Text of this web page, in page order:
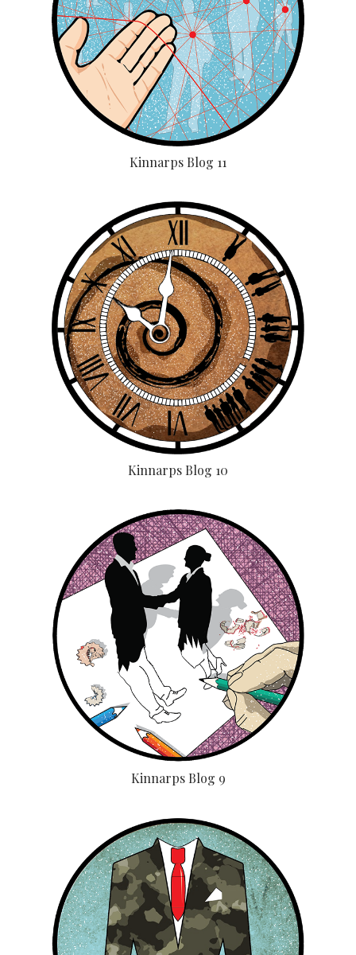
Kinnarps Blog 11
Kinnarps Blog 10
Kinnarps Blog 9